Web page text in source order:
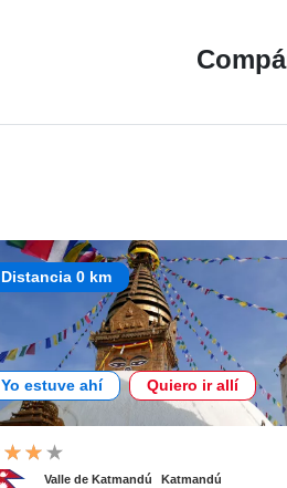
Distancia 0 km
Yo estuve ahí Quiero ir allí
Valle de Katmandú Katmandú